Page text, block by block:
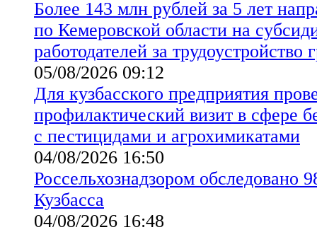
Более 143 млн рублей за 5 лет
по Кемеровской области на
работодателей за трудоустройство
05/08/2026 09:12
Для кузбасского предприятия
профилактический визит в сфере
с пестицидами и агрохимикатами
04/08/2026 16:50
Россельхознадзором обследовано
Кузбасса
04/08/2026 16:48